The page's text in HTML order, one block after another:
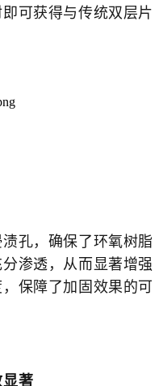
可获得与传统双层片
孔，确保了环氧树脂
渗透，从而显著增强
保障了加固效果的可
著